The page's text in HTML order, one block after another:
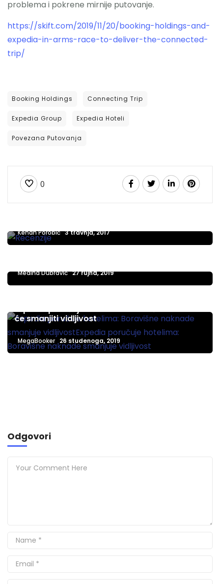
problema i pokrene mirnije putovanje.
https://skift.com/2019/11/20/booking-holdings-and-
expedia-in-arms-race-to-deliver-the-connected-
trip/
Booking Holdings Connecting Trip
Expedia Group Expedia Hoteli
Povezana Putovanja
0
EXPEDIA
Expedia sada ima novi alat pomoću kojeg
Kenan Porobić 3 travnja, 2017
Expedia group ekskluzivni distributer za
Mediha Dubravić 27 rujna, 2019
Expedia poručuje hotelima: Boravišne naknade
će smanjiti vidljivost
MegaBooker 26 studenoga, 2019
Odgovori